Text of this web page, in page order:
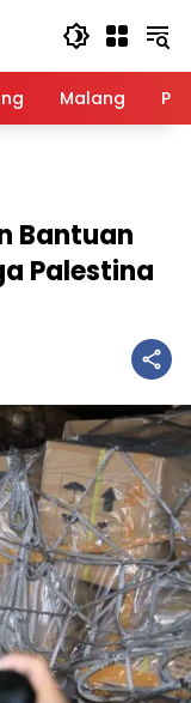
Malang
Bantuan
Palestina